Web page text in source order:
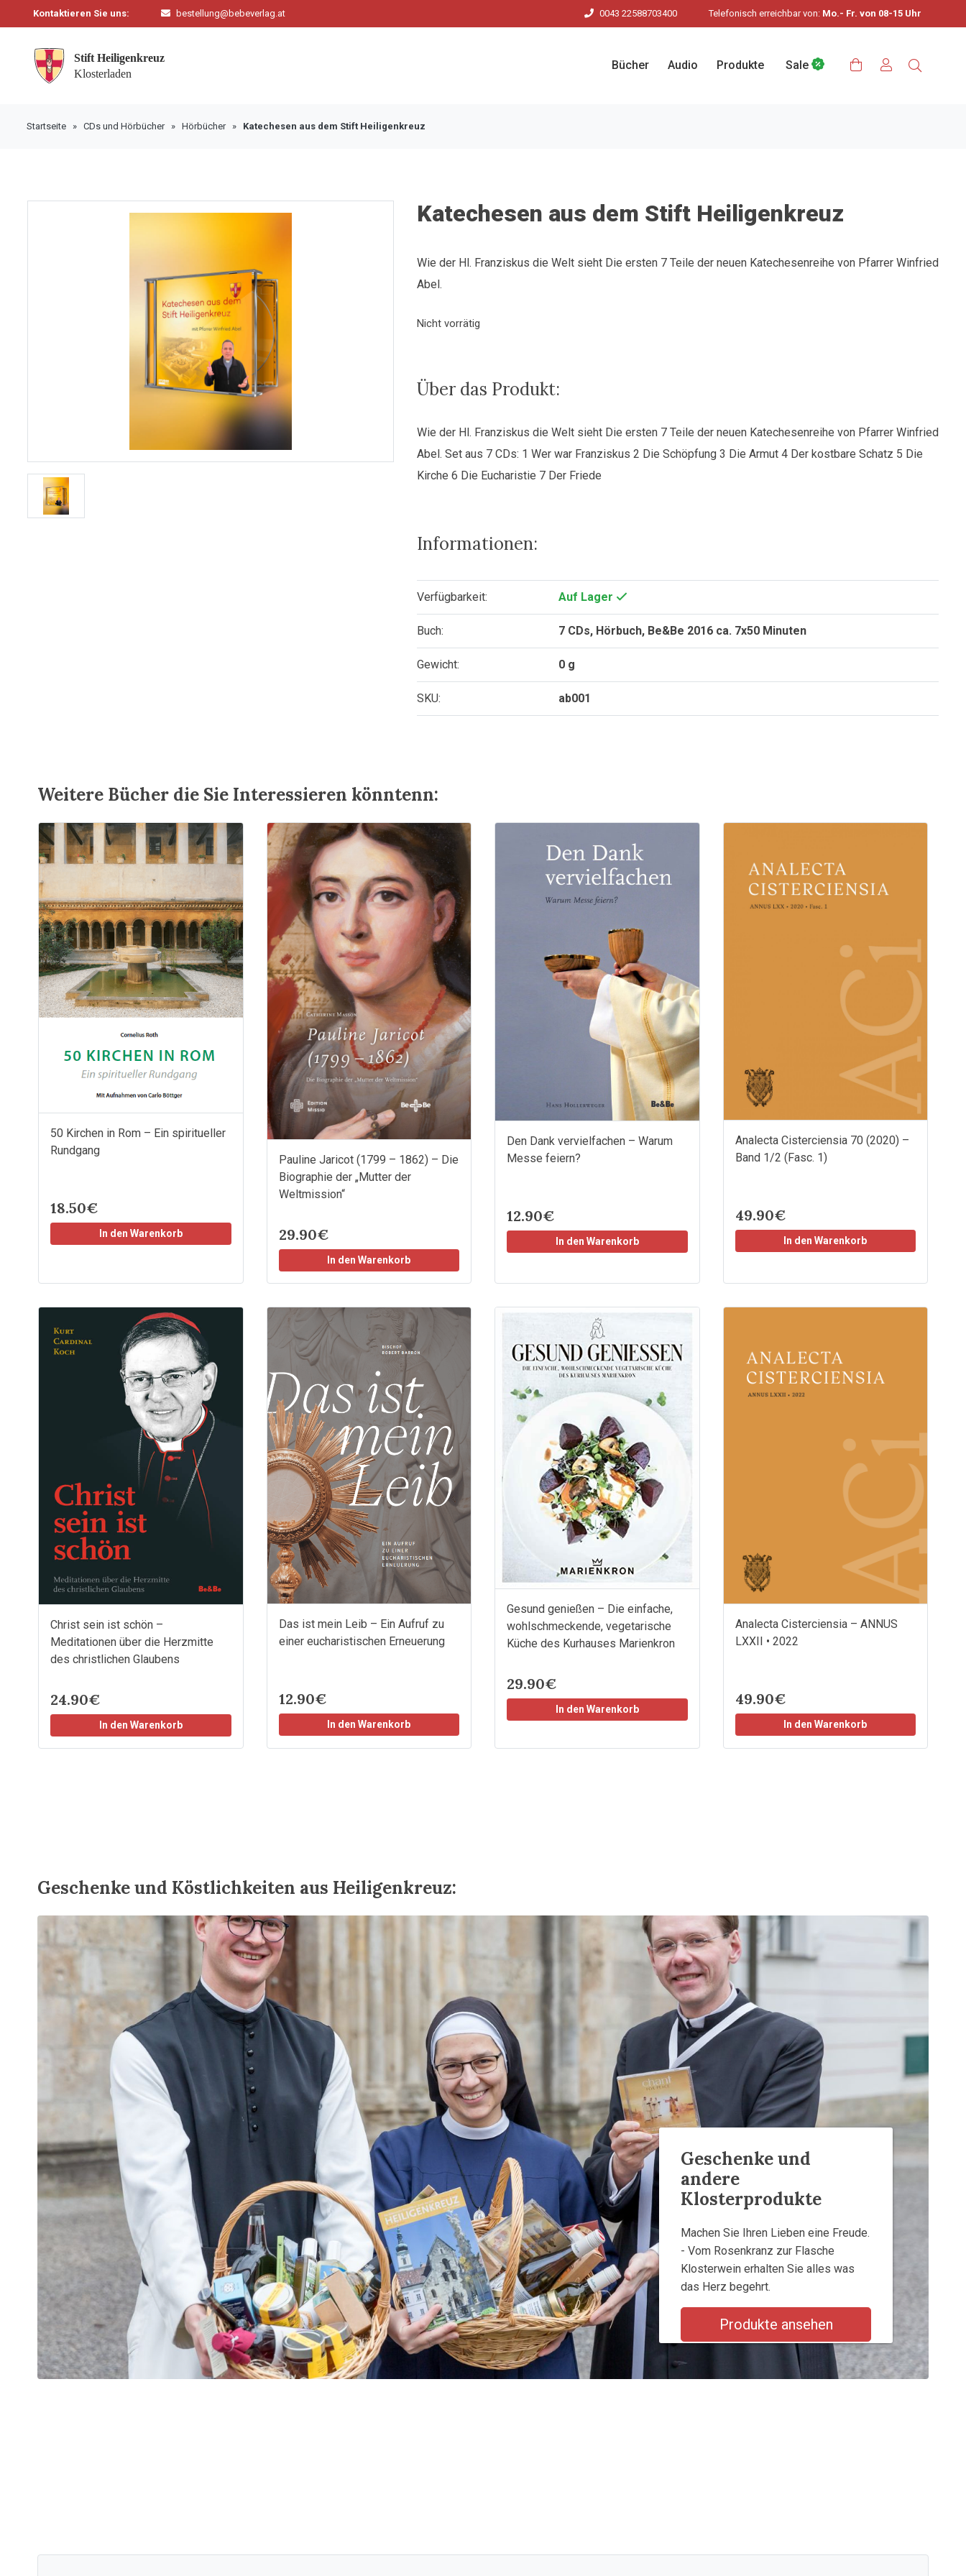
Kontaktieren Sie uns: bestellung@bebeverlag.at 0043 22588703400 Telefonisch erreichbar von: Mo.- Fr. von 08-15 Uhr
Bücher Audio Produkte Sale
Startseite » CDs und Hörbücher» Hörbücher» Katechesen aus dem Stift Heiligenkreuz
Katechesen aus dem Stift Heiligenkreuz
Wie der Hl. Franziskus die Welt sieht Die ersten 7 Teile der neuen Katechesenreihe von Pfarrer Winfried
Abel.
Nicht vorrätig
Über das Produkt:
Wie der Hl. Franziskus die Welt sieht Die ersten 7 Teile der neuen Katechesenreihe von Pfarrer Winfried
Abel. Set aus 7 CDs: 1 Wer war Franziskus 2 Die Schöpfung 3 Die Armut 4 Der kostbare Schatz 5 Die
Kirche 6 Die Eucharistie 7 Der Friede
Informationen:
Verfügbarkeit: Auf Lager
Buch: 7 CDs, Hörbuch, Be&Be 2016 ca. 7x50 Minuten
Gewicht: 0 g
SKU: ab001
Weitere Bücher die Sie Interessieren könntenn:
50 Kirchen in Rom – Ein spiritueller
Rundgang
18.50€
In den Warenkorb
Pauline Jaricot (1799 – 1862) – Die
Biographie der „Mutter der
Weltmission“
29.90€
In den Warenkorb
Den Dank vervielfachen – Warum
Messe feiern?
12.90€
In den Warenkorb
Analecta Cisterciensia 70 (2020) –
Band 1/2 (Fasc. 1)
49.90€
In den Warenkorb
Christ sein ist schön –
Meditationen über die Herzmitte
des christlichen Glaubens
24.90€
In den Warenkorb
Das ist mein Leib – Ein Aufruf zu
einer eucharistischen Erneuerung
12.90€
In den Warenkorb
Gesund genießen – Die einfache,
wohlschmeckende, vegetarische
Küche des Kurhauses Marienkron
29.90€
In den Warenkorb
Analecta Cisterciensia – ANNUS
LXXII • 2022
49.90€
In den Warenkorb
Geschenke und Köstlichkeiten aus Heiligenkreuz:
Geschenke und
andere
Klosterprodukte
Machen Sie Ihren Lieben eine Freude.
- Vom Rosenkranz zur Flasche
Klosterwein erhalten Sie alles was
das Herz begehrt.
Produkte ansehen